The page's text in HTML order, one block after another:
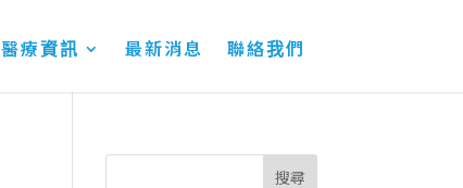
醫療資訊 最新消息 聯絡我們
搜尋